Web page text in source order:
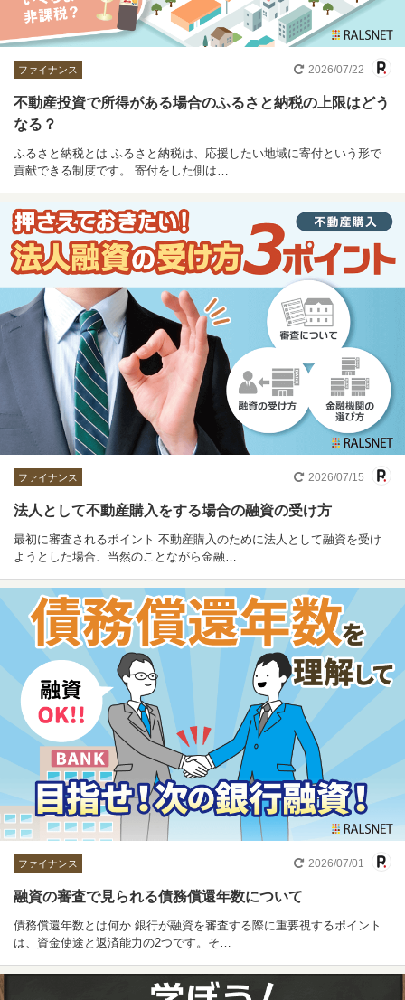
ファイナンス 2026/07/22
不動産投資で所得がある場合のふるさと納税の上限はどう
なる？
ふるさと納税とは ふるさと納税は、応援したい地域に寄付という形で
貢献できる制度です。 寄付をした側は…
ファイナンス 2026/07/15
法人として不動産購入をする場合の融資の受け方
最初に審査されるポイント 不動産購入のために法人として融資を受け
ようとした場合、当然のことながら金融…
ファイナンス 2026/07/01
融資の審査で見られる債務償還年数について
債務償還年数とは何か 銀行が融資を審査する際に重要視するポイント
は、資金使途と返済能力の2つです。そ…